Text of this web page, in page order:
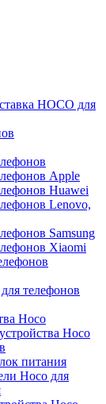
HOCO для
Apple
Huawei
Lenovo,
Samsung
Xiaomi
телефонов
Hoco
Hoco
питания
Hoco для